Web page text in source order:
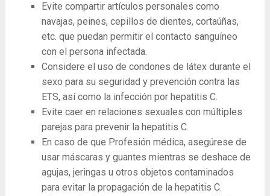
Evite compartir artículos personales como
navajas, peines, cepillos de dientes, cortaúñas,
etc. que puedan permitir el contacto sanguíneo
con el persona infectada.
Considere el uso de condones de látex durante el
sexo para su seguridad y prevención contra las
ETS, así como la infección por hepatitis C.
Evite caer en relaciones sexuales con múltiples
parejas para prevenir la hepatitis C.
En caso de que Profesión médica, asegúrese de
usar máscaras y guantes mientras se deshace de
agujas, jeringas u otros objetos contaminados
para evitar la propagación de la hepatitis C.